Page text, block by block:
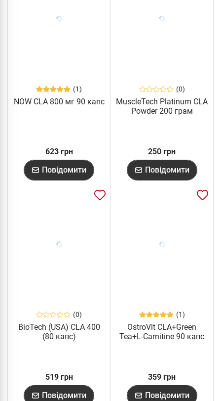
(1)
NOW CLA 800 мг 90 капс
623 грн
Повідомити
(0)
MuscleTech Platinum CLA
Powder 200 грам
250 грн
Повідомити
(0)
BioTech (USA) CLA 400
(80 капс)
519 грн
Повідомити
(1)
OstroVit CLA+Green
Tea+L-Carnitine 90 капс
359 грн
Повідомити